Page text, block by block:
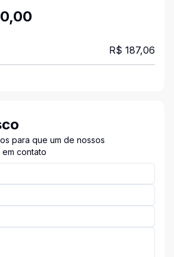
R$ 187,06
para que um de nossos
contato